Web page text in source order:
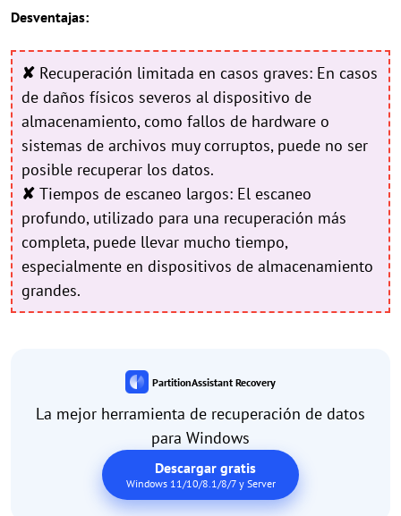
Desventajas:
✘ Recuperación limitada en casos graves: En casos
de daños físicos severos al dispositivo de
almacenamiento, como fallos de hardware o
sistemas de archivos muy corruptos, puede no ser
posible recuperar los datos.
✘ Tiempos de escaneo largos: El escaneo
profundo, utilizado para una recuperación más
completa, puede llevar mucho tiempo,
especialmente en dispositivos de almacenamiento
grandes.
PartitionAssistant Recovery
La mejor herramienta de recuperación de datos
para Windows
Descargar gratis
Windows 11/10/8.1/8/7 y Server